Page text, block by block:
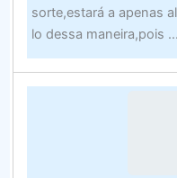
de
sorte,estará a apenas
lo dessa maneira,pois ...